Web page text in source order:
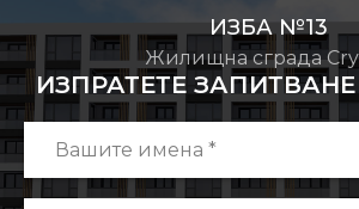
ИЗБА №13
Жилищна сграда
ИЗПРАТЕТЕ